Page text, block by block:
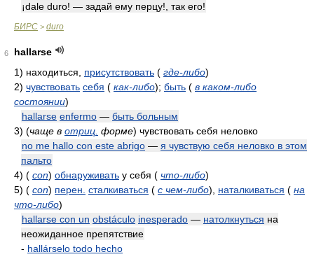
¡dale duro! — задай ему перцу!, так его!
БИРС > duro
6
hallarse
1) находиться, присутствовать ( где-либо)
2) чувствовать себя ( как-либо); быть ( в каком-либо
состоянии)
hallarse enfermo — быть больным
3) (чаще в отриц. форме) чувствовать себя неловко
no me hallo con este abrigo — я чувствую себя неловко в этом
пальто
4) ( con) обнаруживать у себя ( что-либо)
5) ( con) перен. сталкиваться ( с чем-либо) наталкиваться ( на
что-либо)
hallarse con un obstáculo inesperado — натолкнуться на
неожиданное препятствие
- hallárselo todo hecho